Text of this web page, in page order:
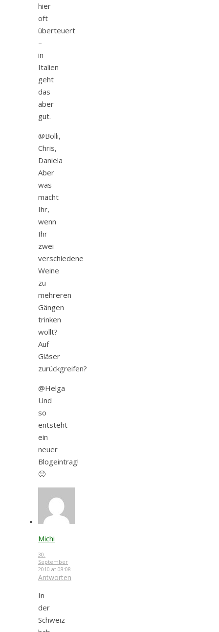
hier
oft
überteuert
–
in
Italien
geht
das
aber
gut.
@Bolli,
Chris,
Daniela
Aber
was
macht
Ihr,
wenn
Ihr
zwei
verschiedene
Weine
zu
mehreren
Gängen
trinken
wollt?
Auf
Gläser
zurückgreifen?
@Helga
Und
so
entsteht
ein
neuer
Blogeintrag!
🙂
Michi
30.
September
2010 at 08:08
Antworten
In
der
Schweiz